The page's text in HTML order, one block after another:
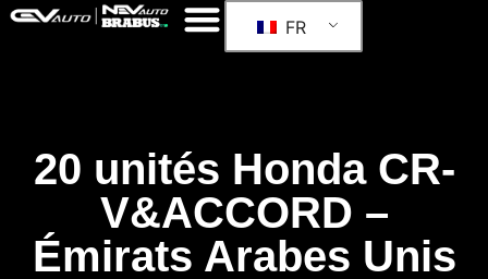
FR
20 unités Honda CR-
V&ACCORD –
Émirats Arabes Unis